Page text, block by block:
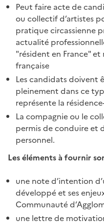
Peut faire acte de
ou collectif d’artistes
pratique circassienne
actualité
"résident en France"
française
Les candidats doivent
pleinement dans ce
représente la
La compagnie ou le
permis de conduire et
personnel.
Les éléments à fournir
une note d’intention
développé et ses
Communauté
une lettre de